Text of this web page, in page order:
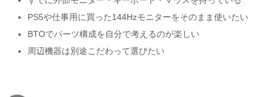
PS5や仕事用に買った144Hzモニターをそのまま使いたい
BTOでパーツ構成を自分で考えるのが楽しい
周辺機器は別途こだわって選びたい